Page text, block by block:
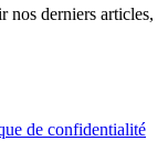
nos derniers articles,
de confidentialité